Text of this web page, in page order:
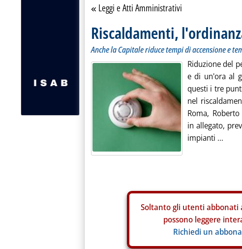
Torna alla sezione
Leggi e Atti Amministrativi
Riscaldamenti,
Anche la Capitale riduce tempi di accensione e
Riduzione del
e di un'ora al
questi i tre
nel
Roma,
in allegato,
impianti ...
Soltanto gli utenti abbonati
possono leggere
Richiedi un